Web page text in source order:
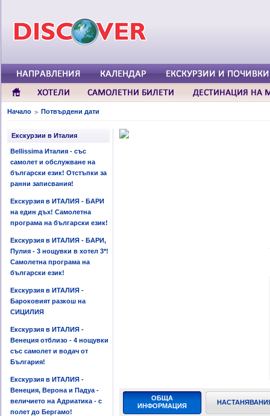
Начало > Потвърдени дати
Екскурзии в Италия
Bellissima Италия - със
самолет и обслужване на
български език! Отстъпки за
ранни записвания!
Екскурзия в ИТАЛИЯ - БАРИ
на един дъх! Самолетна
програма на български език!
Екскурзия в ИТАЛИЯ - БАРИ,
Пулия - 3 нощувки в хотел 3*!
Самолетна програма на
български език!
Екскурзия в ИТАЛИЯ -
Бароковият разкош на
СИЦИЛИЯ
Екскурзия в ИТАЛИЯ -
Венеция отблизо - 4 нощувки
със самолет и водач от
България!
Екскурзия в ИТАЛИЯ -
Венеция, Верона и Падуа -
величието на Адриатика - с
полет до Бергамо!
ОБЩА
ИНФОРМАЦИЯ